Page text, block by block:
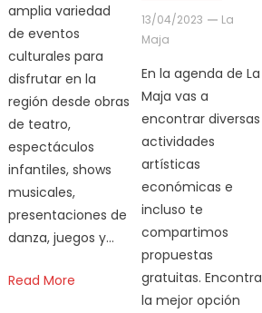
amplia variedad
de eventos
culturales para
disfrutar en la
región desde obras
de teatro,
espectáculos
infantiles, shows
musicales,
presentaciones de
danza, juegos y…
Read More
13/04/2023
La
Maja
En la agenda de La
Maja vas a
encontrar diversas
actividades
artísticas
económicas e
incluso te
compartimos
propuestas
gratuitas. Encontra
la mejor opción